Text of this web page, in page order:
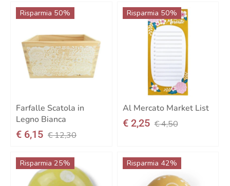
Risparmia 50%
Farfalle Scatola in
Legno Bianca
€ 6,15 € 12,30
Risparmia 50%
Al Mercato Market List
€ 2,25 € 4,50
Risparmia 25% Risparmia 42%